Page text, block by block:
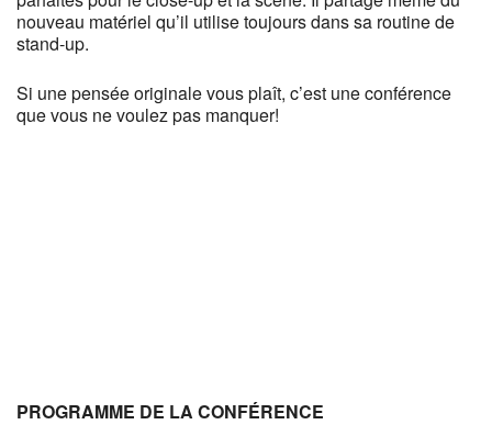
nouveau matériel qu’il utilise toujours dans sa routine de
stand-up.
Si une pensée originale vous plaît, c’est une conférence
que vous ne voulez pas manquer!
PROGRAMME DE LA CONFÉRENCE